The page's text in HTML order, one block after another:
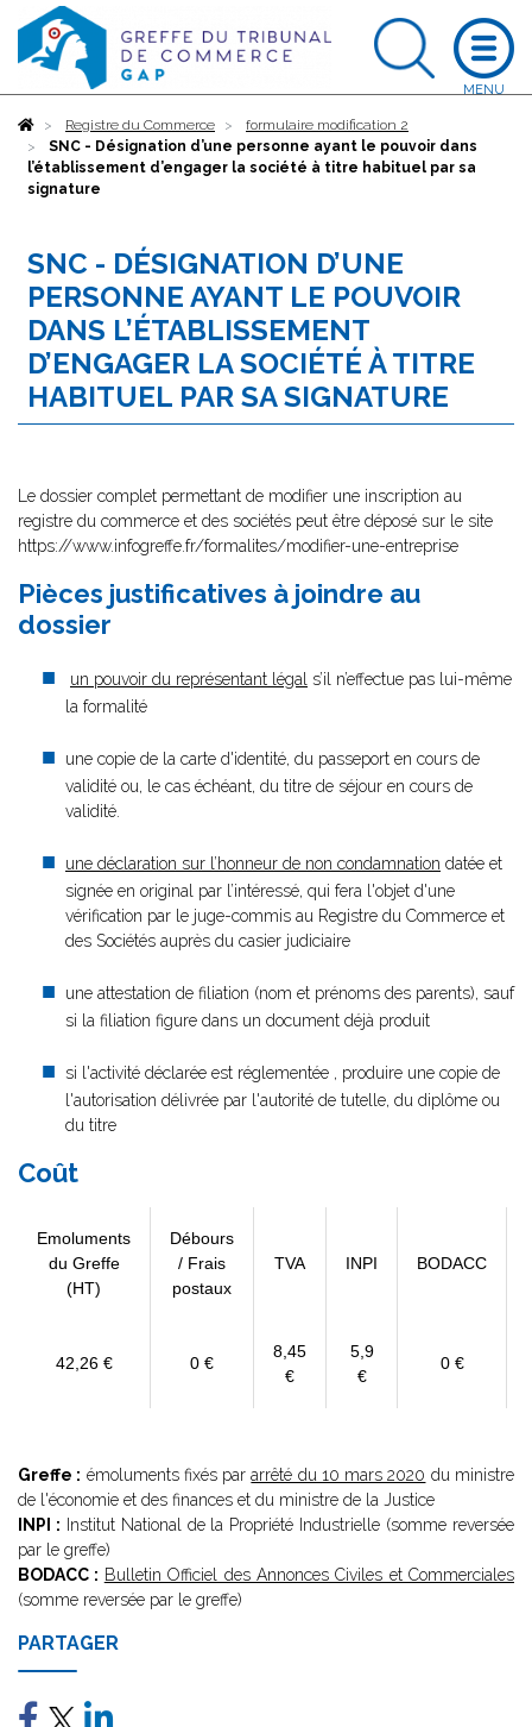
AccueilRegistre du Commerce
formulaire modification 2
SNC - Désignation d’une personne ayant le pouvoir dans
l’établissement d’engager la société à titre habituel par sa
signature
SNC - DÉSIGNATION D’UNE
PERSONNE AYANT LE POUVOIR
DANS L’ÉTABLISSEMENT
D’ENGAGER LA SOCIÉTÉ À TITRE
HABITUEL PAR SA SIGNATURE
Le dossier complet permettant de modifier une inscription au
registre du commerce et des sociétés peut être déposé sur le site
https://www.infogreffe.fr/formalites/modifier-une-entreprise
Pièces justificatives à joindre au
dossier
un pouvoir du représentant légal s’il n’effectue pas lui-même
la formalité
une copie de la carte d'identité, du passeport en cours de
validité ou, le cas échéant, du titre de séjour en cours de
validité.
une déclaration sur l’honneur de non condamnation datée et
signée en original par l’intéressé, qui fera l'objet d'une
vérification par le juge-commis au Registre du Commerce et
des Sociétés auprès du casier judiciaire
une attestation de filiation (nom et prénoms des parents), sauf
si la filiation figure dans un document déjà produit
si l'activité déclarée est réglementée , produire une copie de
l'autorisation délivrée par l'autorité de tutelle, du diplôme ou
du titre
Coût
Emoluments
du Greffe
(HT)
Débours
/ Frais
postaux
TVA INPI BODACC
42,26 € 0 €
8,45
€
5,9
€
0 €
Greffe : émoluments fixés pararrêté du 10 mars 2020 du ministre
de l'économie et des finances et du ministre de la Justice
INPI : Institut National de la Propriété Industrielle (somme reversée
par le greffe)
BODACC : Bulletin Officiel des Annonces Civiles et Commerciales
(somme reversée par le greffe)
PARTAGER